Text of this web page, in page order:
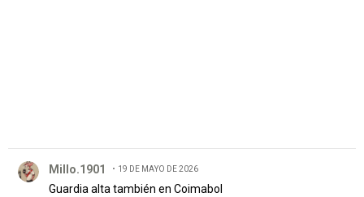
Millo.1901 19 DE MAYO DE 2026
Guardia alta también en Coimabol